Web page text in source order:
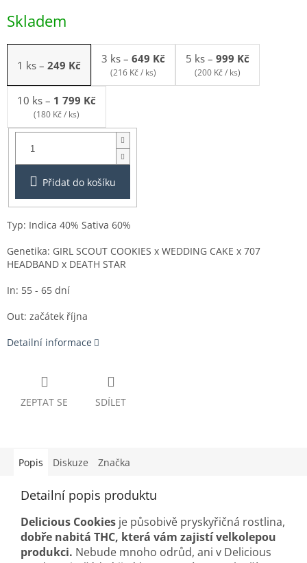
cena:
Skladem
1 ks – 249 Kč 3 ks – 649 Kč
(216 Kč / ks)
5 ks – 999 Kč
(200 Kč / ks)
10 ks – 1 799 Kč
(180 Kč / ks)
Balení:
Přidat do košíku
Typ: Indica 40% Sativa 60%
Genetika: GIRL SCOUT COOKIES x WEDDING CAKE x 707
HEADBAND x DEATH STAR
In: 55 - 65 dní
Out: začátek října
Detailní informace
ZEPTAT SE SDÍLET
Popis Diskuze Značka
Detailní popis produktu
Delicious Cookies je působivě pryskyřičná rostlina,
dobře nabitá THC, která vám zajistí velkolepou
produkci. Nebude mnoho odrůd, ani v Delicious